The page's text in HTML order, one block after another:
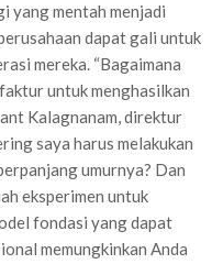
yang mentah menjadi
dapat gali untuk
mereka. “Bagaimana
untuk menghasilkan
Kalagnanam, direktur
saya harus melakukan
umurnya? Dan
eksperimen untuk
fondasi yang dapat
memungkinkan Anda